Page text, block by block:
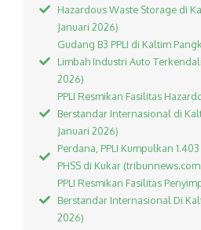
Hazardous Waste Storage di
Januari 2026)
Gudang B3 PPLI di Kaltim
Limbah Industri Auto
2026)
PPLI Resmikan Fasilitas
Berstandar Internasional di
Januari 2026)
Perdana, PPLI Kumpulkan
PHSS di Kukar
PPLI Resmikan Fasilitas
Berstandar Internasional Di
2026)